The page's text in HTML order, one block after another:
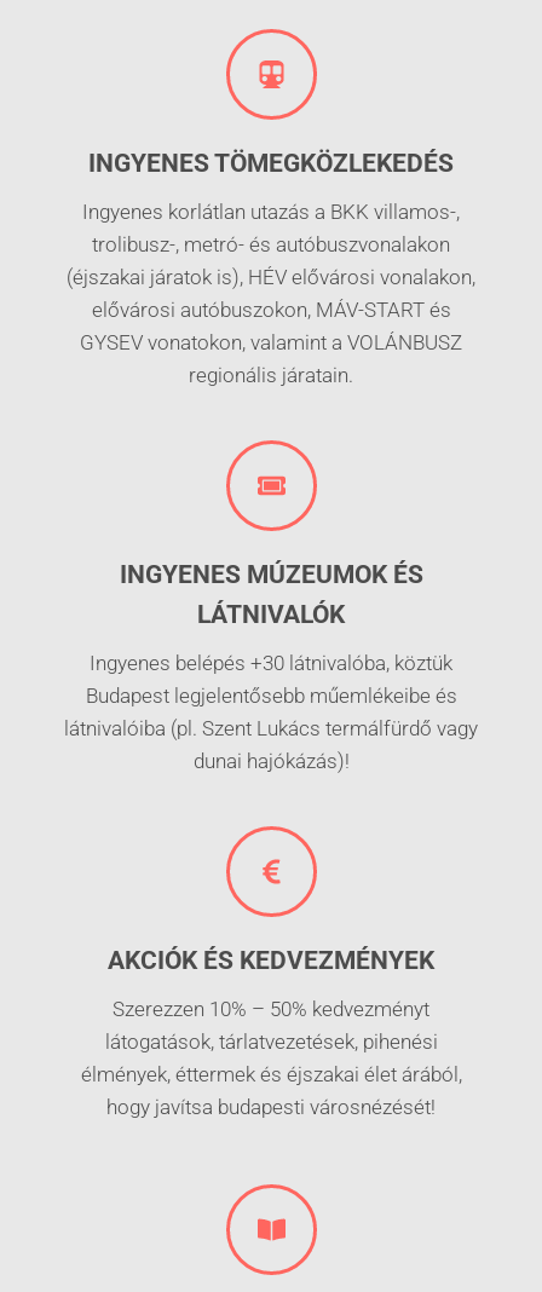
INGYENES TÖMEGKÖZLEKEDÉS
Ingyenes korlátlan utazás a BKK villamos-,
trolibusz-, metró- és autóbuszvonalakon
(éjszakai járatok is), HÉV elővárosi vonalakon,
elővárosi autóbuszokon, MÁV-START és
GYSEV vonatokon, valamint a VOLÁNBUSZ
regionális járatain.
INGYENES MÚZEUMOK ÉS
LÁTNIVALÓK
Ingyenes belépés +30 látnivalóba, köztük
Budapest legjelentősebb műemlékeibe és
látnivalóiba (pl. Szent Lukács termálfürdő vagy
dunai hajókázás)!
AKCIÓK ÉS KEDVEZMÉNYEK
Szerezzen 10% – 50% kedvezményt
látogatások, tárlatvezetések, pihenési
élmények, éttermek és éjszakai élet árából,
hogy javítsa budapesti városnézését!